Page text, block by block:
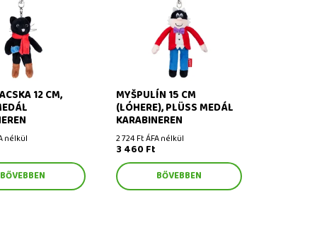
12 cm, plüss
12 CM,
nélkül
BŐVEBBEN
Myšpulín 15 cm (Lóhere), plüss
medál karabineren
MYŠPULÍN 15 CM
(LÓHERE), PLÜSS MEDÁL
KARABINEREN
2 724 Ft ÁFA nélkül
3 460 Ft
BŐVEBBEN